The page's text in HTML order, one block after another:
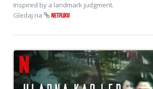
Inspired by a landmark judgment.
Gledaj na
NETFLIXU